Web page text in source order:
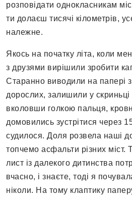
розповідати однокласникам
ти долаєш тисячі кілометрів,
належне.
Якось на початку літа, коли
з друзями вирішили зробити
Старанно виводили на папері
дорослих, залишили у скриньці
вколовши голкою пальця,
домовились зустрітися через
судилося. Доля розвела наші
топчемо асфальти різних міст.
лист із далекого дитинства
вчасно, і знаєте, тоді я
ніколи. На тому клаптику